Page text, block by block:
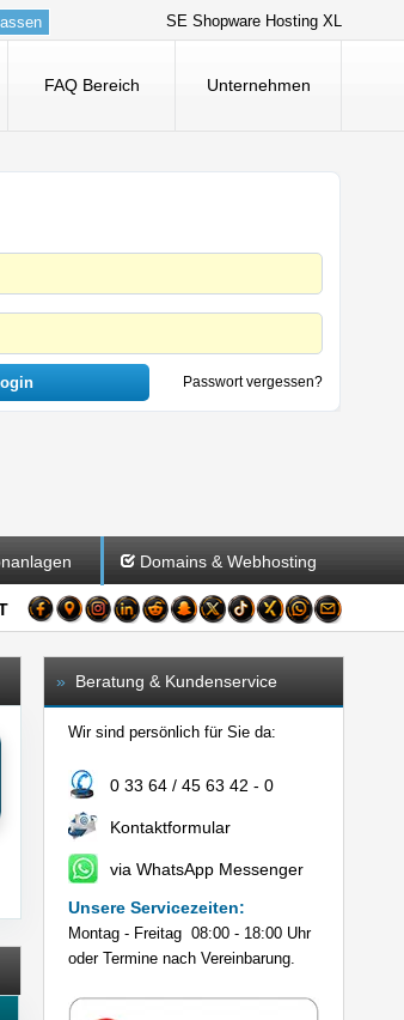
SE Shopware Hosting XL
FAQ Bereich Unternehmen
Passwort vergessen?
Domains & Webhosting
» Beratung & Kundenservice
Wir sind persönlich für Sie da:
0 33 64 / 45 63 42 - 0
Kontaktformular
via WhatsApp Messenger
Unsere Servicezeiten:
Montag - Freitag 08:00 - 18:00 Uhr
oder Termine nach Vereinbarung.